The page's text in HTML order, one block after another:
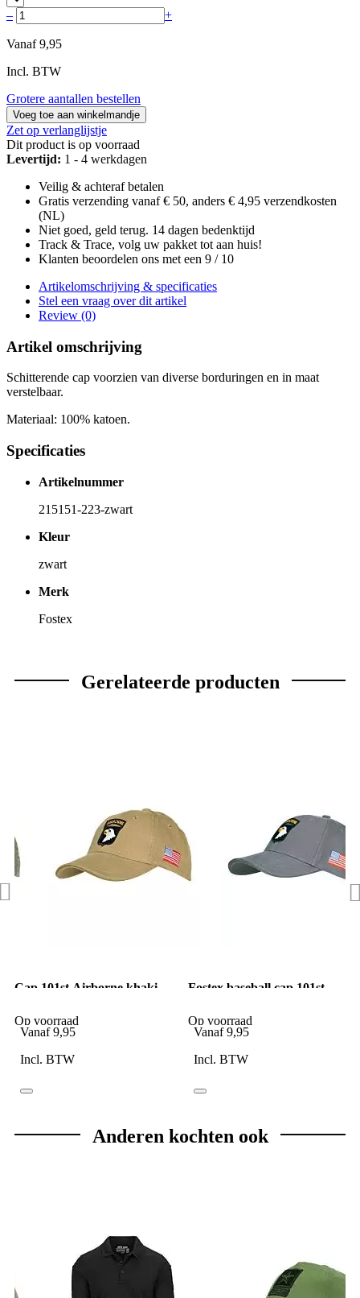
– +
Vanaf 9,95
Incl. BTW
Grotere aantallen bestellen
Voeg toe aan winkelmandje
Zet op verlanglijstje
Dit product is op voorraad
Levertijd: 1 - 4 werkdagen
Veilig & achteraf betalen
Gratis verzending vanaf € 50, anders € 4,95 verzendkosten
(NL)
Niet goed, geld terug. 14 dagen bedenktijd
Track & Trace, volg uw pakket tot aan huis!
Klanten beoordelen ons met een 9 / 10
Artikelomschrijving & specificaties
Stel een vraag over dit artikel
Review (0)
Artikel omschrijving
Schitterende cap voorzien van diverse borduringen en in maat
verstelbaar.
Materiaal: 100% katoen.
Specificaties
Artikelnummer
215151-223-zwart
Kleur
zwart
Merk
Fostex
Gerelateerde producten
Cap 101st Airborne khaki
Op voorraad
Vanaf 9,95
Incl. BTW
Fostex baseball cap 101st
Op voorraad
Vanaf 9,95
Incl. BTW
Anderen kochten ook